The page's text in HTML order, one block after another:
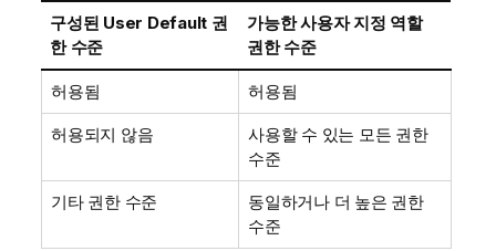
구성된 User Default 권
한 수준
가능한 사용자 지정 역할
권한 수준
허용됨 허용됨
허용되지 않음
사용할 수 있는 모든 권한
수준
기타 권한 수준
동일하거나 더 높은 권한
수준